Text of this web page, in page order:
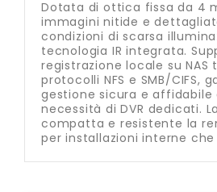
Dotata di ottica fissa da 4
immagini nitide e
condizioni di scarsa
tecnologia IR integrata.
registrazione locale su NAS
protocolli NFS e SMB/CIFS,
gestione sicura e affidabile
necessità di DVR dedicati.
compatta e resistente la
per installazioni interne